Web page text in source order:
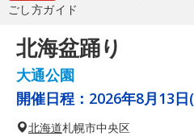
ごし方ガイド
北海盆踊り
大通公園
開催日程： 2026年8月13
北海道札幌市中央区